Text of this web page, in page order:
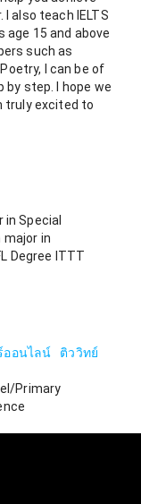
also teach IELTS
age 15 and above
such as
I can be of
step. I hope we
truly excited to
in Special
major in
Degree ITTT
อนไลน์
ติววิทย์
Primary